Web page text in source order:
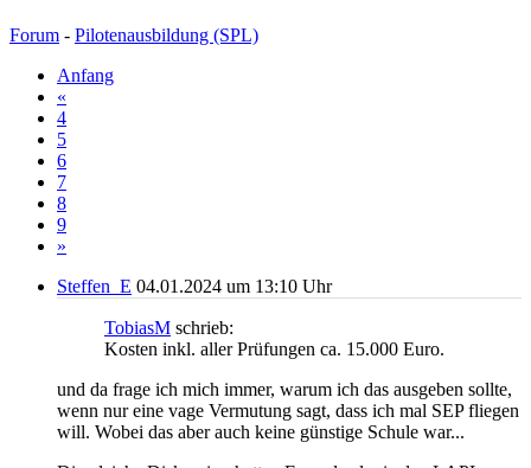
Forum - Pilotenausbildung (SPL)
Anfang
«
4
5
6
7
8
9
»
Steffen_E 04.01.2024 um 13:10 Uhr
TobiasM schrieb:
Kosten inkl. aller Prüfungen ca. 15.000 Euro.
und da frage ich mich immer, warum ich das ausgeben sollte,
wenn nur eine vage Vermutung sagt, dass ich mal SEP fliegen
will. Wobei das aber auch keine günstige Schule war...